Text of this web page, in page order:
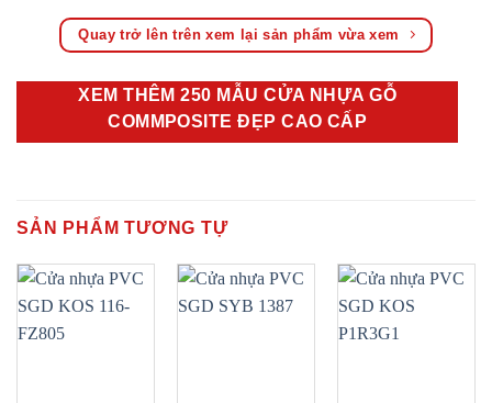
Quay trở lên trên xem lại sản phẩm vừa xem
XEM THÊM 250 MẪU CỬA NHỰA GỖ
COMMPOSITE ĐẸP CAO CẤP
SẢN PHẨM TƯƠNG TỰ